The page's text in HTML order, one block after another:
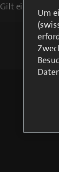
Gilt eine neue
Um